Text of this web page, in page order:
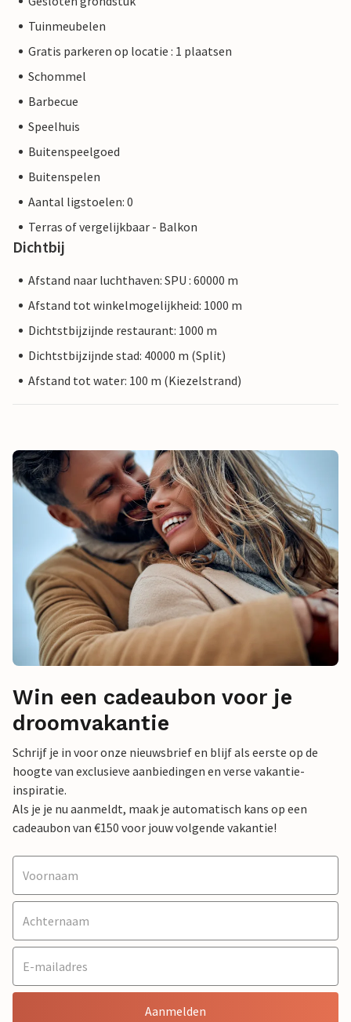
Tuinmeubelen
Gratis parkeren op locatie : 1 plaatsen
Schommel
Barbecue
Speelhuis
Buitenspeelgoed
Buitenspelen
Aantal ligstoelen: 0
Terras of vergelijkbaar - Balkon
Dichtbij
Afstand naar luchthaven: SPU : 60000 m
Afstand tot winkelmogelijkheid: 1000 m
Dichtstbijzijnde restaurant: 1000 m
Dichtstbijzijnde stad: 40000 m (Split)
Afstand tot water: 100 m (Kiezelstrand)
Win een cadeaubon voor je
droomvakantie
Schrijf je in voor onze nieuwsbrief en blijf als eerste op de
hoogte van exclusieve aanbiedingen en verse vakantie-
inspiratie.
Als je je nu aanmeldt, maak je automatisch kans op een
cadeaubon van €150 voor jouw volgende vakantie!
Aanmelden